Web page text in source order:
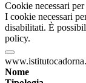
Cookie necessari
I cookie necessari
disabilitati. È
policy.
Nome